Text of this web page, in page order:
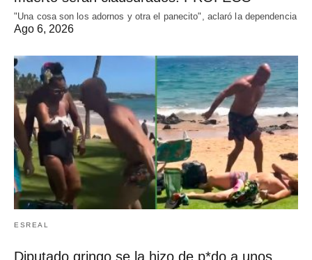
"Una cosa son los adornos y otra el panecito", aclaró la dependencia
Ago 6, 2026
ESREAL
Diputado gringo se la hizo de p*do a unos